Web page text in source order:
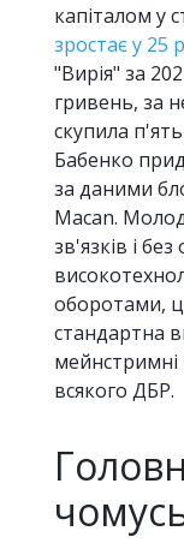
капіталом у
зростає у 25
"Вирія" за
гривень, за
скупила
Бабенко
за даними
Macan.
зв'язків і
оборотами,
стандартна
всякого ДБР.